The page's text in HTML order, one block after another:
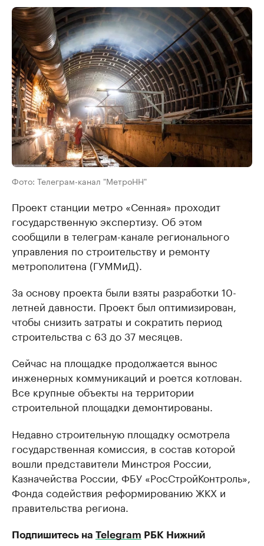
Фото: Телеграм-канал "МетроНН"
Проект станции метро «Сенная» проходит
государственную экспертизу. Об этом
сообщили в телеграм-канале регионального
управления по строительству и ремонту
метрополитена (ГУММиД).
За основу проекта были взяты разработки 10-
летней давности. Проект был оптимизирован,
чтобы снизить затраты и сократить период
строительства с 63 до 37 месяцев.
Сейчас на площадке продолжается вынос
инженерных коммуникаций и роется котлован.
Все крупные объекты на территории
строительной площадки демонтированы.
Недавно строительную площадку осмотрела
государственная комиссия, в состав которой
вошли представители Минстроя России,
Казначейства России, ФБУ «РосСтройКонтроль»,
Фонда содействия реформированию ЖКХ и
правительства региона.
Подпишитесь на Telegram РБК Нижний